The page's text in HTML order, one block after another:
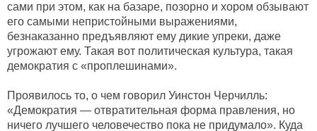
сами при этом, как на базаре, позорно и хором обзывают
его самыми непристойными выражениями,
безнаказанно предъявляют ему дикие упреки, даже
угрожают ему. Такая вот политическая культура, такая
демократия с «проплешинами».
Проявилось то, о чем говорил Уинстон Черчилль:
«Демократия — отвратительная форма правления, но
ничего лучшего человечество пока не придумало». Куда